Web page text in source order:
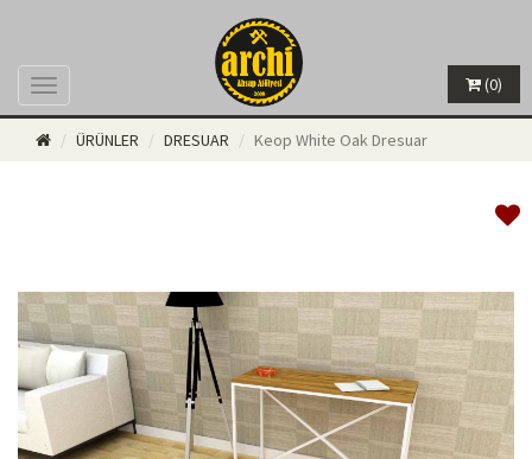
Menü (0)
ÜRÜNLER DRESUAR Keop White Oak Dresuar